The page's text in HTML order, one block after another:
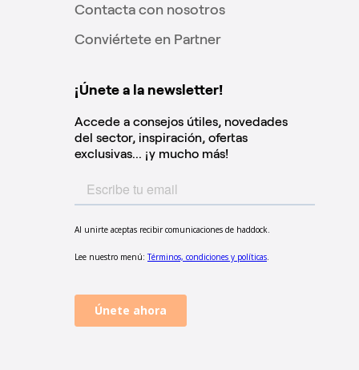
Contacta con nosotros
Conviértete en Partner
¡Únete a la newsletter!
Accede a consejos útiles, novedades
del sector, inspiración, ofertas
exclusivas... ¡y mucho más!